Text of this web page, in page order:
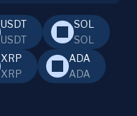
USDT
USDT
SOL
SOL
XRP
XRP
ADA
ADA